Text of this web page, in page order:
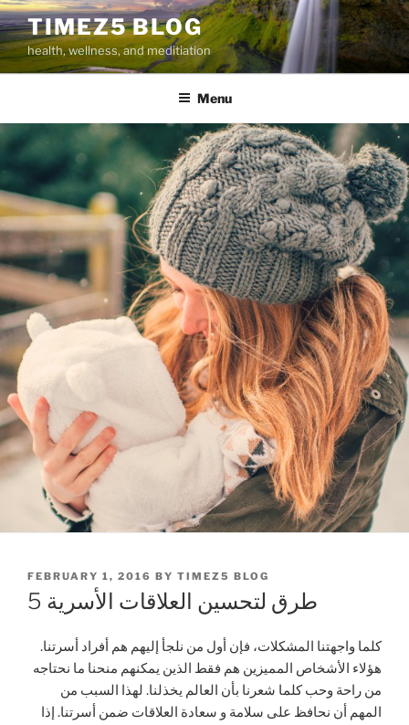
Skip
to
content
TIMEZ5 BLOG
health, wellness, and meditiation
Menu
POSTED
ON
FEBRUARY 1, 2016 BY TIMEZ5 BLOG
5 طرق لتحسين العلاقات الأسرية
كلما واجهتنا المشكلات، فإن أول من نلجأ إليهم هم أفراد أسرتنا.
هؤلاء الأشخاص المميزين هم فقط الذين يمكنهم منحنا ما نحتاجه
من راحة وحب كلما شعرنا بأن العالم يخذلنا. لهذا السبب من
المهم أن نحافظ على سلامة و سعادة العلاقات ضمن أسرتنا. إذا